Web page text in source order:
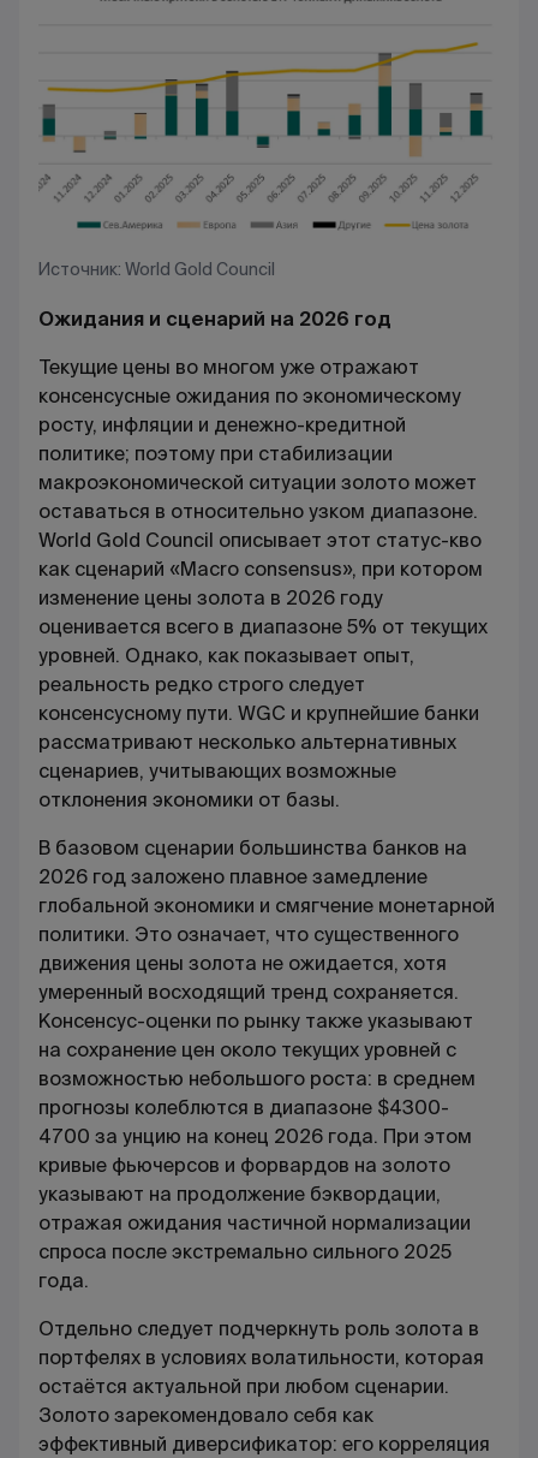
Источник: World Gold Council
Ожидания и сценарий на 2026 год
Текущие цены во многом уже отражают
консенсусные ожидания по экономическому
росту, инфляции и денежно-кредитной
политике; поэтому при стабилизации
макроэкономической ситуации золото может
оставаться в относительно узком диапазоне.
World Gold Council описывает этот статус-кво
как сценарий «Macro consensus», при котором
изменение цены золота в 2026 году
оценивается всего в диапазоне 5% от текущих
уровней. Однако, как показывает опыт,
реальность редко строго следует
консенсусному пути. WGC и крупнейшие банки
рассматривают несколько альтернативных
сценариев, учитывающих возможные
отклонения экономики от базы.
В базовом сценарии большинства банков на
2026 год заложено плавное замедление
глобальной экономики и смягчение монетарной
политики. Это означает, что существенного
движения цены золота не ожидается, хотя
умеренный восходящий тренд сохраняется.
Консенсус-оценки по рынку также указывают
на сохранение цен около текущих уровней с
возможностью небольшого роста: в среднем
прогнозы колеблются в диапазоне $4300-
4700 за унцию на конец 2026 года. При этом
кривые фьючерсов и форвардов на золото
указывают на продолжение бэквордации,
отражая ожидания частичной нормализации
спроса после экстремально сильного 2025
года.
Отдельно следует подчеркнуть роль золота в
портфелях в условиях волатильности, которая
остаётся актуальной при любом сценарии.
Золото зарекомендовало себя как
эффективный диверсификатор: его корреляция